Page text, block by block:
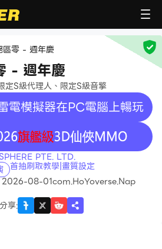
區零 - 週年慶
- 週年慶
定S級代理人、限定S級音擎
電模擬器在PC電腦上暢玩
PTE. LTD.
首抽刷取教學|畫質設定
2026-08-01com.HoYoverse.Nap
分享: